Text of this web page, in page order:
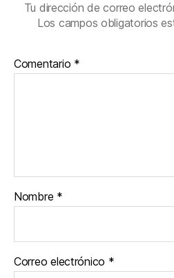
Tu dirección de correo
Los campos obligatorios
Comentario *
Nombre *
Correo electrónico *